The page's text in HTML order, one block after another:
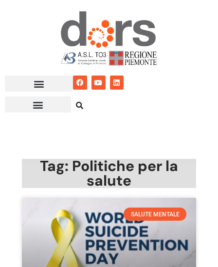
Tag: Politiche per la
salute
SALUTE MENTALE